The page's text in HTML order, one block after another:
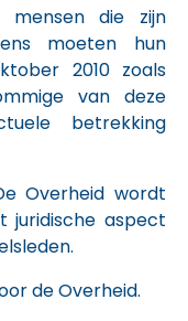
mensen die zijn
moeten hun
2010 zoals
van deze
betrekking
Overheid wordt
juridische aspect
de Overheid.